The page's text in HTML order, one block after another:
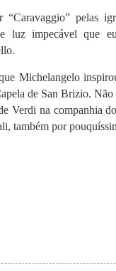
pelas
luz impecável que
Michelangelo
de San Brizio.
Verdi na companhia
também por